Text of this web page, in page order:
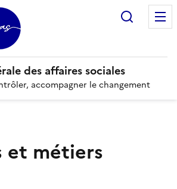
cookies
des affaires sociales
accompagner le changement
métiers